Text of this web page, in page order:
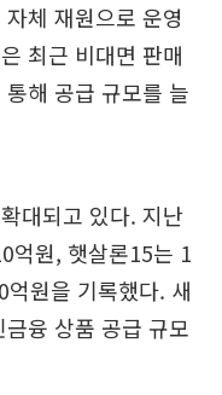
체 재원으로 운영
최근 비대면 판매
해 공급 규모를 늘
대되고 있다. 지난
억원, 햇살론15는 1
원을 기록했다. 새
융 상품 공급 규모